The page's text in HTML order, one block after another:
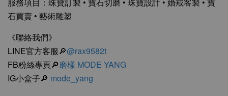
石買賣 • 藝術雕塑
《聯絡我們》
LINE官方客服🔎@rax9582t
FB粉絲專頁🔎磨樣 MODE YANG
IG小盒子🔎 mode_yang